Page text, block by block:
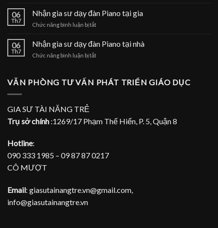
tạigia
dạy
Piano
06
Th7
Nhận gia sư dạy đàn Piano tại gia
Chức năng bình luận bị tắtở
gia
dạy
tại
06
Th7
Nhận gia sư dạy đàn Piano tại nhà
Chức năng bình luận bị tắtở
sư
nhà
VĂN PHÒNG TƯ VẤN PHÁT TRIỂN GIÁO DỤC
GIA SƯ TÀI NĂNG TRẺ
Trụ sở chính :1269/17 Phạm Thế Hiển, P. 5, Quận 8
Hotline:
090 333 1985 – 09 87 87 0217
CÔ MƯỢT
Email: giasutainangtre.vn@gmail.com,
info@giasutainangtre.vn